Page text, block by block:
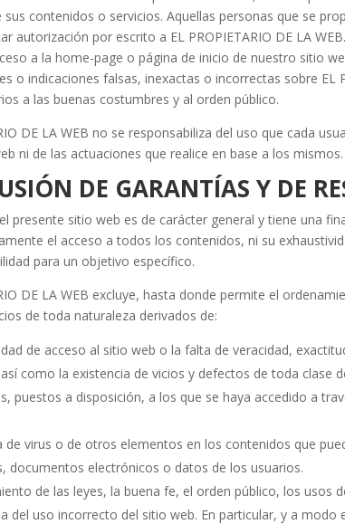
sus contenidos o servicios. Aquellas personas que se
autorización por escrito a EL PROPIETARIO DE LA
a la home-page o página de inicio de nuestro sitio
o indicaciones falsas, inexactas o incorrectas sobre EL
a las buenas costumbres y al orden público.
DE LA WEB no se responsabiliza del uso que cada
ni de las actuaciones que realice en base a los mismos.
DE GARANTÍAS Y DE
presente sitio web es de carácter general y tiene una
el acceso a todos los contenidos, ni su
para un objetivo específico.
DE LA WEB excluye, hasta donde permite el
de toda naturaleza derivados de:
de acceso al sitio web o la falta de veracidad,
como la existencia de vicios y defectos de toda clase
puestos a disposición, a los que se haya accedido a
de virus o de otros elementos en los contenidos que
documentos electrónicos o datos de los usuarios.
de las leyes, la buena fe, el orden público, los usos
del uso incorrecto del sitio web. En particular, y a modo